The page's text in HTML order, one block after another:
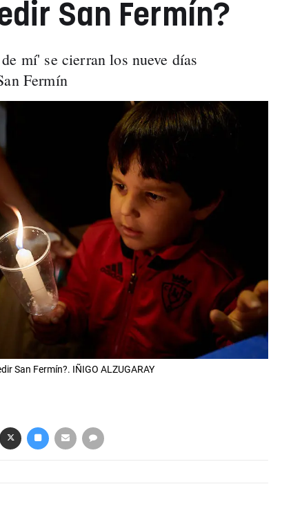
San Fermín?
mí' se cierran los nueve días
Fermín
San Fermín?. IÑIGO ALZUGARAY